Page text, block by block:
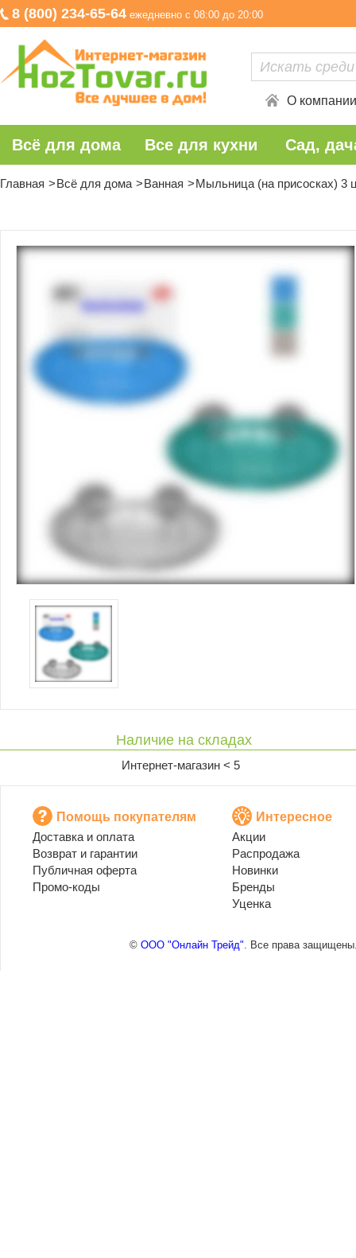
8 (800) 234-65-64 ежедневно с 08:00 до 20:00
О компании
Всё для дома Все для кухни Сад,
Главная Всё для дома Ванная Мыльница (на присосках) 3
Наличие на складах
Интернет-магазин < 5
Помощь покупателям
Доставка и оплата
Возврат и гарантии
Публичная оферта
Промо-коды
Интересное
Акции
Распродажа
Новинки
Бренды
Уценка
© ООО "Онлайн Трейд". Все права